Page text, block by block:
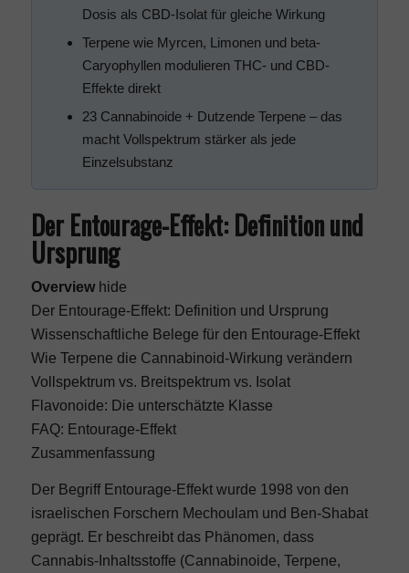
Dosis als CBD-Isolat für gleiche Wirkung
Terpene wie Myrcen, Limonen und beta-
Caryophyllen modulieren THC- und CBD-
Effekte direkt
23 Cannabinoide + Dutzende Terpene – das
macht Vollspektrum stärker als jede
Einzelsubstanz
Der Entourage-Effekt: Definition und
Ursprung
Overview hide
Der Entourage-Effekt: Definition und Ursprung
Wissenschaftliche Belege für den Entourage-Effekt
Wie Terpene die Cannabinoid-Wirkung verändern
Vollspektrum vs. Breitspektrum vs. Isolat
Flavonoide: Die unterschätzte Klasse
FAQ: Entourage-Effekt
Zusammenfassung
Der Begriff Entourage-Effekt wurde 1998 von den
israelischen Forschern Mechoulam und Ben-Shabat
geprägt. Er beschreibt das Phänomen, dass
Cannabis-Inhaltsstoffe (Cannabinoide, Terpene,